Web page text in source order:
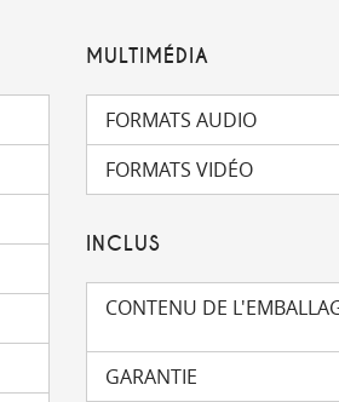
MULTIMÉDIA
FORMATS AUDIO
FORMATS VIDÉO
INCLUS
CONTENU DE
GARANTIE